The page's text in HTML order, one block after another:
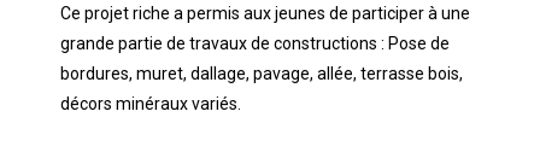
Ce projet riche a permis aux jeunes de participer à une
grande partie de travaux de constructions : Pose de
bordures, muret, dallage, pavage, allée, terrasse bois,
décors minéraux variés.